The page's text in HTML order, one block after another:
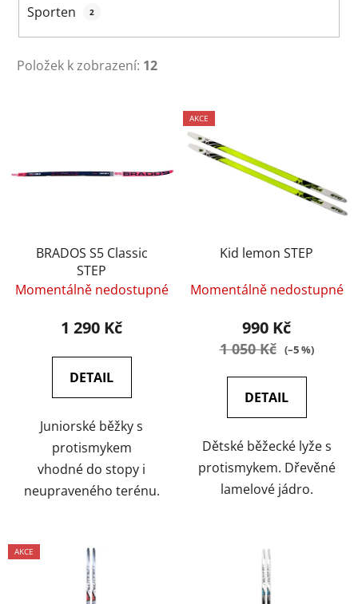
Sporten 2
Položek k zobrazení: 12
i
u
BRADOS S5 Classic
STEP
Momentálně nedostupné
1 290 Kč
DETAIL
Juniorské běžky s
protismykem
vhodné do stopy i
neupraveného terénu.
AKCE
Kid lemon STEP
Momentálně nedostupné
990 Kč
1 050 Kč (–5 %)
DETAIL
Dětské běžecké lyže s
protismykem. Dřevěné
lamelové jádro.
AKCE